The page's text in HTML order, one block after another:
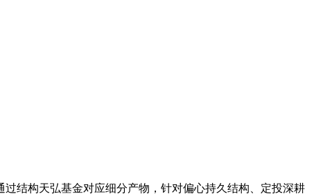
结构天弘基金对应细分产物，针对偏心持久结构、定投深耕